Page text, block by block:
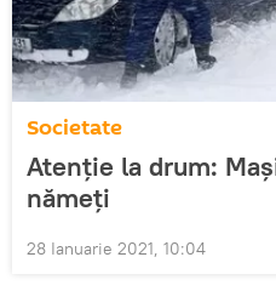
Societate
Atenție la drum:
nămeți
28 Ianuarie 2021, 10:04